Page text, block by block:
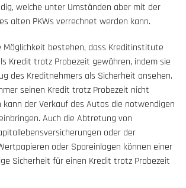
welche unter Umständen aber mit der
alten PKWs verrechnet werden kann.
Möglichkeit bestehen, dass Kreditinstitute
Kredit trotz Probezeit gewähren, indem sie
des Kreditnehmers als Sicherheit ansehen.
seinen Kredit trotz Probezeit nicht
kann der Verkauf des Autos die notwendigen
Auch die Abtretung von
oder der
oder Spareinlagen können einer
Sicherheit für einen Kredit trotz Probezeit